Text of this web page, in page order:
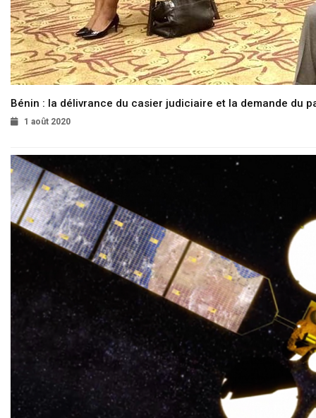
Bénin : la délivrance du casier judiciaire et la demande du
1 août 2020